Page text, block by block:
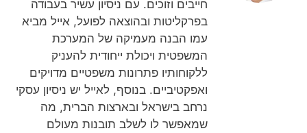
חייבים וזוכים. עם ניסיון עשיר בעבודה
בפרקליטות ובהוצאה לפועל, אייל מביא
עמו הבנה מעמיקה של המערכת
המשפטית ויכולת ייחודית להעניק
ללקוחותיו פתרונות משפטיים מדויקים
ואפקטיביים. בנוסף, לאייל יש ניסיון עסקי
נרחב בישראל ובארצות הברית, מה
שמאפשר לו לשלב תובנות מעולם